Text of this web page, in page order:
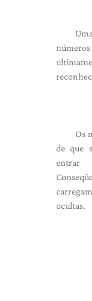
Os
de que
entrar
ocultas.